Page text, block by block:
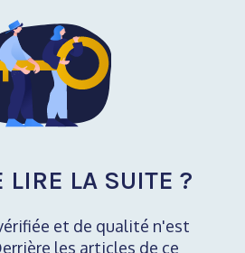
LIRE LA SUITE ?
et de qualité n'est
les articles de ce